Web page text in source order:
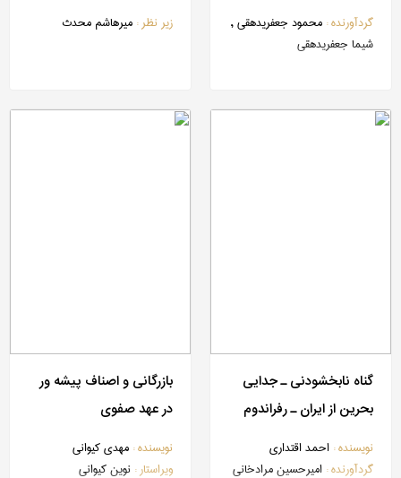
گویشهای ایرانی (1397)
گردآورنده :
محمود جعفری‎دهقی ,
شیما جعفری‎دهقی
زیر نظر : میرهاشم محدث
گناه نابخشودنی ـ جدایی
بحرین از ایران ـ رفراندوم
نویسنده : احمد اقتداری
گردآورنده : امیرحسین مرادخانی
بازرگانی و اصناف پیشه ور
در عهد صفوی
نویسنده : مهدی کیوانی
ویراستار : نوین کیوانی